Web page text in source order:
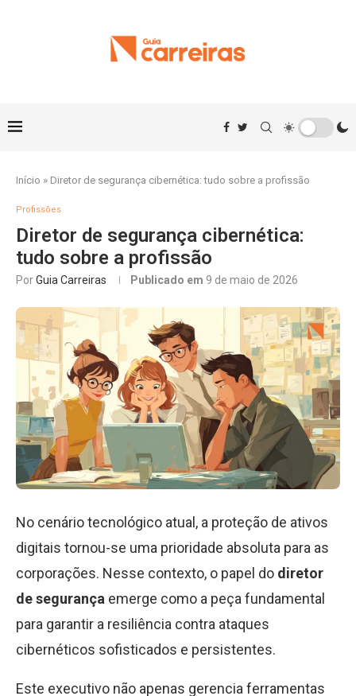
Início » Diretor de segurança cibernética: tudo sobre a profissão
Profissões
Diretor de segurança cibernética:
tudo sobre a profissão
PorGuia Carreiras Publicado em 9 de maio de 2026
No cenário tecnológico atual, a proteção de ativos
digitais tornou-se uma prioridade absoluta para as
corporações. Nesse contexto, o papel do diretor
de segurança emerge como a peça fundamental
para garantir a resiliência contra ataques
cibernéticos sofisticados e persistentes.
Este executivo não apenas gerencia ferramentas